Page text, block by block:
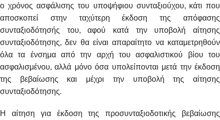
ο χρόνος ασφάλισης του υποψήφιου συνταξιούχου, κάτι που
αποσκοπεί στην ταχύτερη έκδοση της απόφασης
συνταξιοδότησής του, αφού κατά την υποβολή αίτησης
συνταξιοδότησης, δεν θα είναι απαραίτητο να καταμετρηθούν
όλα τα ένσημα από την αρχή του ασφαλιστικού βίου του
ασφαλισμένου, αλλά μόνο όσα υπολείπονται μετά την έκδοση
της βεβαίωσης και μέχρι την υποβολή της αίτησης
συνταξιοδότησης.
Η αίτηση για έκδοση της προσυνταξιοδοτικής βεβαίωσης